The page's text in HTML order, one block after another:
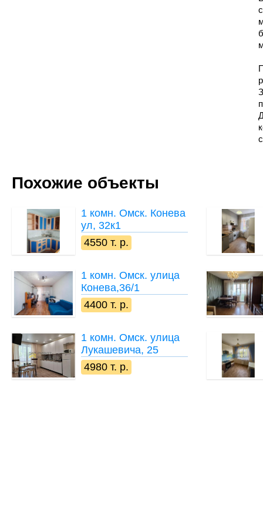
Похожие объекты
1 комн. Омск. Конева
ул, 32к1
4550 т. р.
1 комн. Омск. улица
Конева,36/1
4400 т. р.
1 комн. Омск. улица
Лукашевича, 25
4980 т. р.